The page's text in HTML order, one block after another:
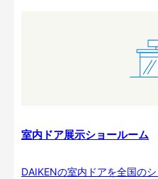
室内ドア展示ショールーム
DAIKENの室内ドアを全国の